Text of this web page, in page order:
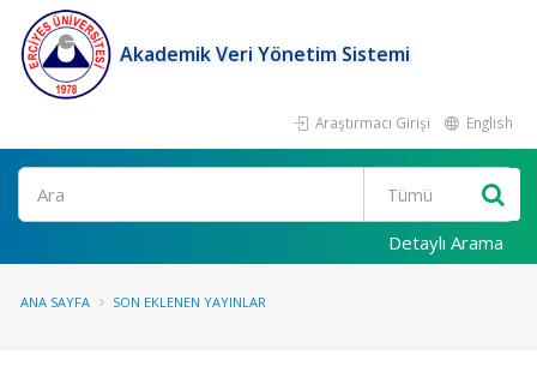
Akademik Veri Yönetim Sistemi
Araştırmacı Girişi English
Ara
Detaylı Arama
ANA SAYFA SON EKLENEN YAYINLAR